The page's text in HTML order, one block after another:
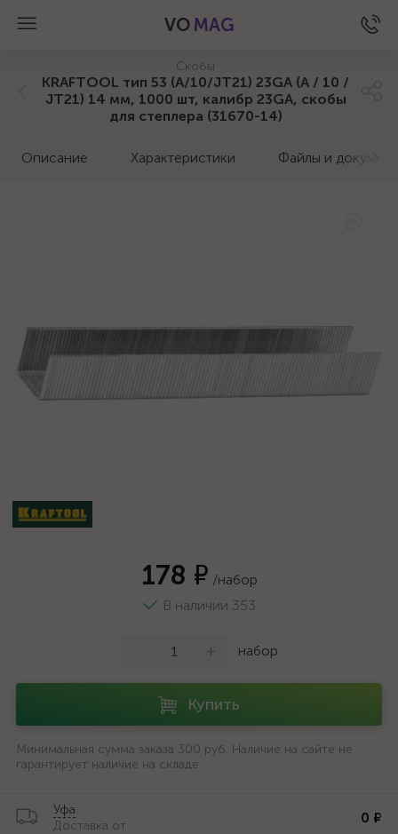
VO MAG
Скобы
KRAFTOOL тип 53 (A/10/JT21) 23GA (A / 10 /
JT21) 14 мм, 1000 шт, калибр 23GA, скобы
для степлера (31670-14)
Описание Характеристики Файлы и
178 ₽ /набор
В наличии 353
+ набор
Купить
Минимальная сумма заказа 300 руб. Наличие на сайте не
гарантирует наличие на складе.
Уфа
Доставка от
0 ₽